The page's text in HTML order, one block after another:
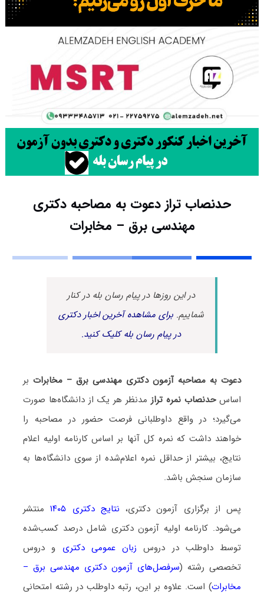
حدنصاب تراز دعوت به مصاحبه دکتری
مهندسی برق – مخابرات
در این روزها در پیام رسان بله در کنار
شماییم.برای مشاهده آخرین اخبار دکتری
در پیام رسان بله کلیک کنید.
دعوت به مصاحبه آزمون دکتری مهندسی برق – مخابرات بر
اساسحدنصاب نمره ترازمدنظر هر یک از دانشگاه‌ها صورت
می‌گیرد؛ در واقع داوطلبانی فرصت حضور در مصاحبه را
خواهند داشت که نمره کل آنها بر اساس کارنامه اولیه اعلام
نتایج، بیشتر از حداقل نمره اعلام‌شده از سوی دانشگاه‌ها به
سازمان سنجش باشد.
پس از برگزاری آزمون دکتری، نتایج دکتری ۱۴۰۵
منتشر
می‌شود. کارنامه اولیه آزمون دکتری شامل درصد کسب‌شده
توسط داوطلب در دروس زبان عمومی دکتری و دروس
تخصصی رشته (سرفصل‌های آزمون دکتری مهندسی برق –
مخابرات) است. علاوه بر این، رتبه داوطلب در رشته امتحانی